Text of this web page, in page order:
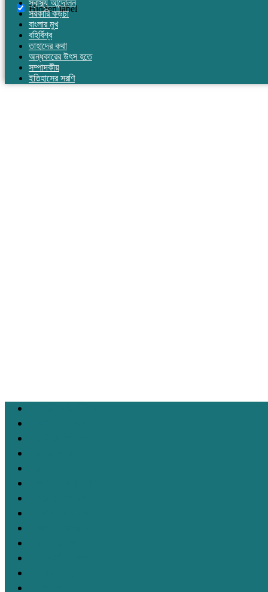
Hidden label
স্বাস্থ্য আন্দোলন
সরকারি কড়চা
বাংলার মুখ
বহির্বিশ্ব
তাহাদের কথা
অন্ধকারের উৎস হতে
সম্পাদকীয়
ইতিহাসের সরণি